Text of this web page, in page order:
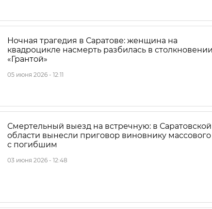
Ночная трагедия в Саратове: женщина на
квадроцикле насмерть разбилась в
«Грантой»
05 июня 2026 - 12:11
Смертельный выезд на встречную: в Саратовской
области вынесли приговор виновнику
с погибшим
03 июня 2026 - 12:48